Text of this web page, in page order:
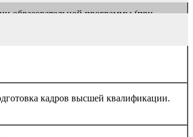
образовательной программы (при
кадров высшей квалификации.